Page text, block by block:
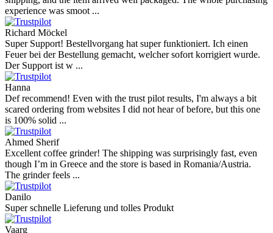
experience was smoot ...
Richard Möckel
Super Support! Bestellvorgang hat super funktioniert. Ich einen
Feuer bei der Bestellung gemacht, welcher sofort korrigiert wurde.
Der Support ist w ...
Hanna
Def recommend! Even with the trust pilot results, I'm always a bit
scared ordering from websites I did not hear of before, but this one
is 100% solid ...
Ahmed Sherif
Excellent coffee grinder! The shipping was surprisingly fast, even
though I’m in Greece and the store is based in Romania/Austria.
The grinder feels ...
Danilo
Super schnelle Lieferung und tolles Produkt
Vaarg